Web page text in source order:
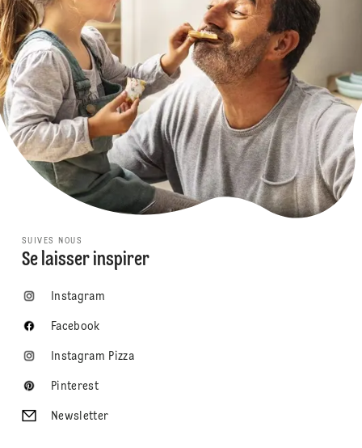
SUIVES NOUS
Se laisser inspirer
Instagram
Facebook
Instagram Pizza
Pinterest
Newsletter